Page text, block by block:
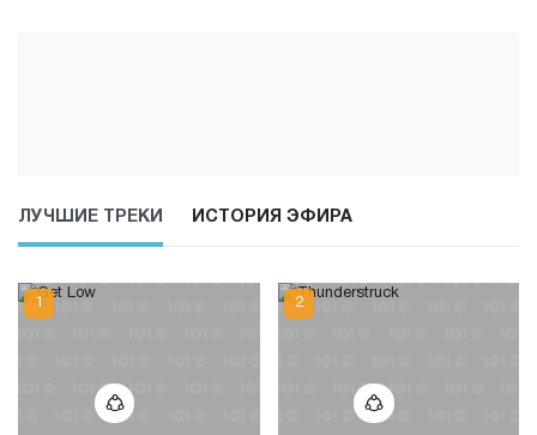
ЛУЧШИЕ ТРЕКИ ИСТОРИЯ ЭФИРА